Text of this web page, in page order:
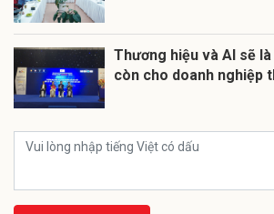
Thương hiệu và AI sẽ
còn cho doanh nghiệp